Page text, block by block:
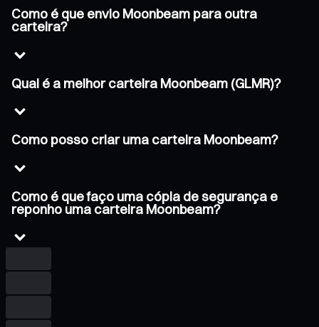
Como é que envio Moonbeam para outra
carteira?
Qual é a melhor carteira Moonbeam (GLMR)?
Como posso criar uma carteira Moonbeam?
Como é que faço uma cópia de segurança e
reponho uma carteira Moonbeam?